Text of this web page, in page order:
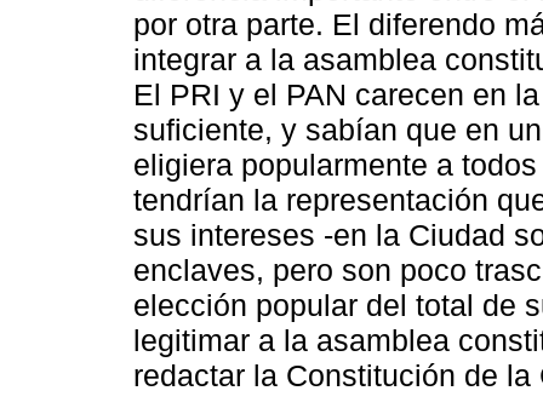
por otra parte. El diferendo
integrar a la asamblea
El PRI y el PAN carecen en
suficiente, y sabían que en
eligiera popularmente a
tendrían la representación
sus intereses -en la Ciudad
enclaves, pero son poco
elección popular del total de
legitimar a la asamblea
redactar la Constitución de la